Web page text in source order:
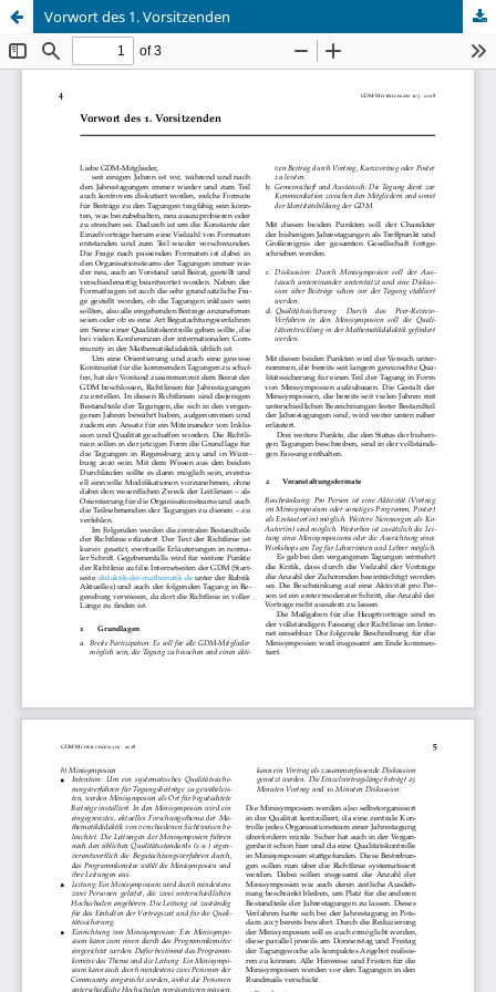
Vorwort des 1. Vorsitzenden